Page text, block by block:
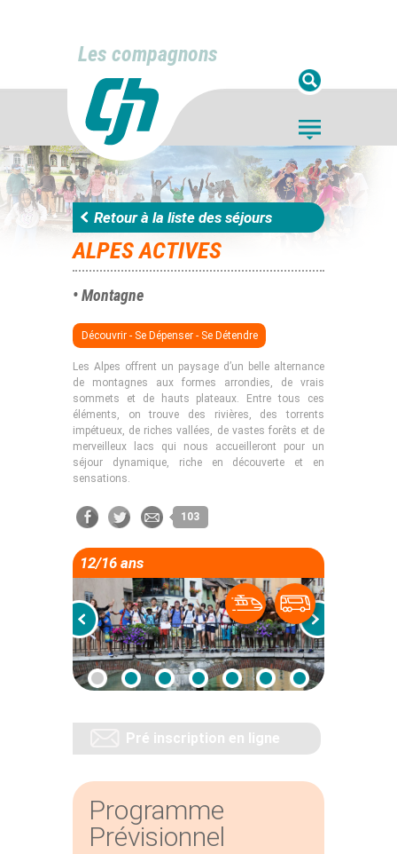
Les compagnons
Retour à la liste des séjours
ALPES ACTIVES
• Montagne
Découvrir - Se Dépenser - Se Détendre
Les Alpes offrent un paysage d’un belle alternance
de montagnes aux formes arrondies, de vrais
sommets et de hauts plateaux. Entre tous ces
éléments, on trouve des rivières, des torrents
impétueux, de riches vallées, de vastes forêts et de
merveilleux lacs qui nous accueilleront pour un
séjour dynamique, riche en découverte et en
sensations.
103
12/16 ans
Pré inscription en ligne
Programme
Prévisionnel